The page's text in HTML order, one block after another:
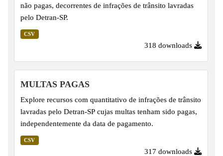
não pagas, decorrentes de infrações de trânsito lavradas
pelo Detran-SP.
CSV
318 downloads
MULTAS PAGAS
Explore recursos com quantitativo de infrações de trânsito
lavradas pelo Detran-SP cujas multas tenham sido pagas,
independentemente da data de pagamento.
CSV
317 downloads